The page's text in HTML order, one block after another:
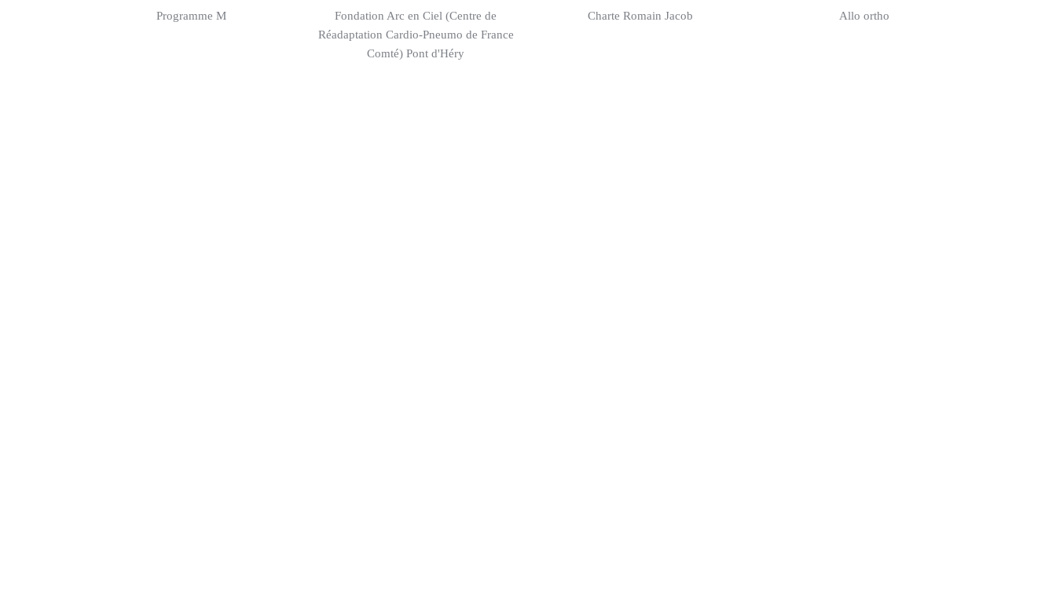
Programme M
Fondation Arc en Ciel (Centre de
Réadaptation Cardio-Pneumo de France
Comté) Pont d'Héry
Charte Romain Jacob Allo ortho